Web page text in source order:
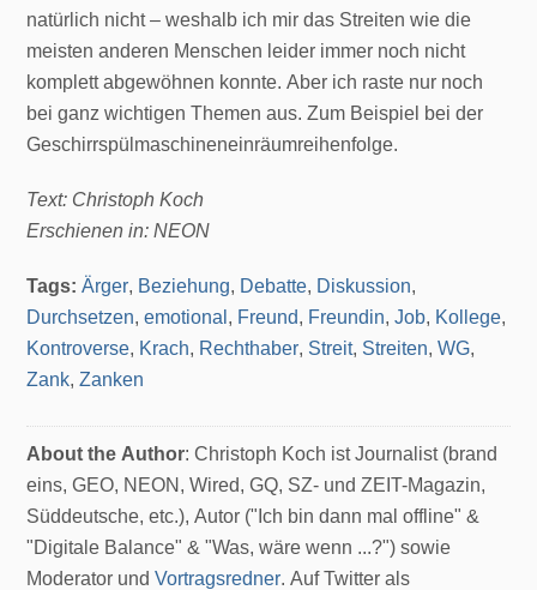
natürlich nicht – weshalb ich mir das Streiten wie die
meisten anderen Menschen leider immer noch nicht
komplett abgewöhnen konnte. Aber ich raste nur noch
bei ganz wichtigen Themen aus. Zum Beispiel bei der
Geschirrspülmaschineneinräumreihenfolge.
Text: Christoph Koch
Erschienen in: NEON
Tags:Ärger, Beziehung, Debatte, Diskussion,
Durchsetzen,emotional , Freund, Freundin,Job, Kollege,
Kontroverse, Krach, Rechthaber, Streit, Streiten,WG,
Zank,Zanken
About the Author: Christoph Koch ist Journalist (brand
eins, GEO, NEON, Wired, GQ, SZ- und ZEIT-Magazin,
Süddeutsche, etc.), Autor ("Ich bin dann mal offline" &
"Digitale Balance" & "Was, wäre wenn ...?") sowie
Moderator undVortragsredner. Auf Twitter als